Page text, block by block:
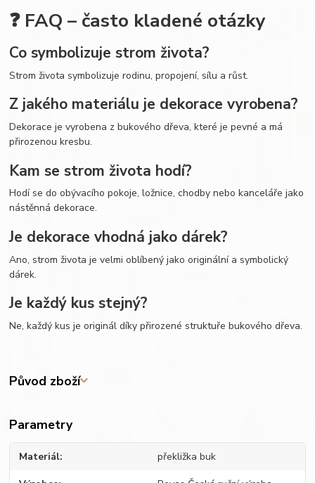
❓ FAQ – často kladené otázky
Co symbolizuje strom života?
Strom života symbolizuje rodinu, propojení, sílu a růst.
Z jakého materiálu je dekorace vyrobena?
Dekorace je vyrobena z bukového dřeva, které je pevné a má
přirozenou kresbu.
Kam se strom života hodí?
Hodí se do obývacího pokoje, ložnice, chodby nebo kanceláře jako
nástěnná dekorace.
Je dekorace vhodná jako dárek?
Ano, strom života je velmi oblíbený jako originální a symbolický
dárek.
Je každý kus stejný?
Ne, každý kus je originál díky přirozené struktuře bukového dřeva.
Původ zboží
Parametry
Materiál překližka buk